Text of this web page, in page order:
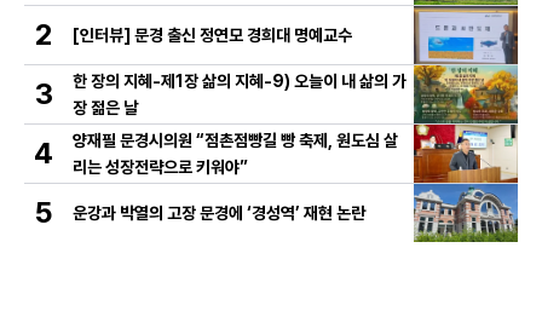
2 [인터뷰] 문경 출신 정연모 경희대 명예교수
3
한 장의 지혜-제1장 삶의 지혜-9) 오늘이 내 삶의 가
장 젊은 날
4
양재필 문경시의원 “점촌점빵길 빵 축제, 원도심 살
리는 성장전략으로 키워야”
5 운강과 박열의 고장 문경에 ‘경성역’ 재현 논란